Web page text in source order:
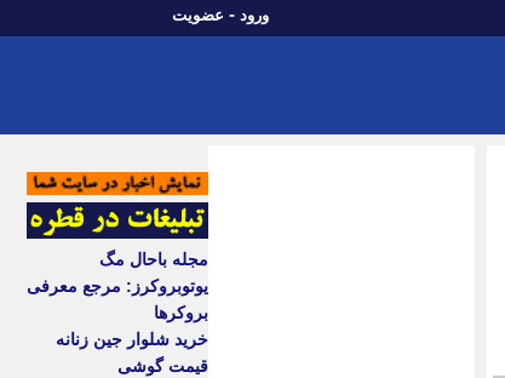
ورود - عضویت
مجله باحال مگ
یوتوبروکرز: مرجع معرفی
بروکرها
خرید شلوار جین زنانه
قیمت گوشی